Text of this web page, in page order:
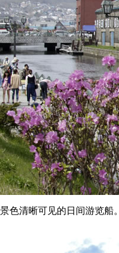
景色清晰可见的日间游览船。